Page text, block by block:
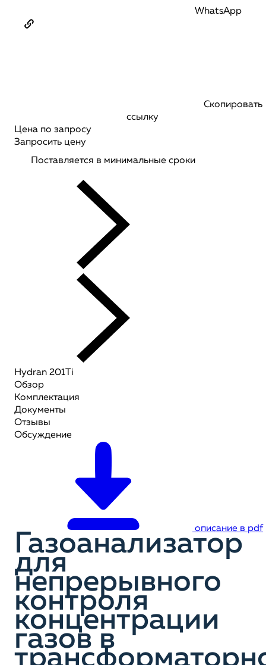
WhatsApp
Скопировать
ссылку
Цена по запросу
Запросить цену
Поставляется в минимальные сроки
Hydran 201Ti
Обзор
Комплектация
Документы
Отзывы
Обсуждение
описание в pdf
Газоанализатор
для
непрерывного
контроля
концентрации
газов в